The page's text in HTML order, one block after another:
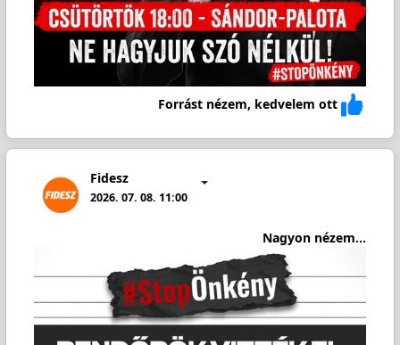
Forrást nézem, kedvelem ott
Fidesz
2026. 07. 08. 11:00
Nagyon nézem...